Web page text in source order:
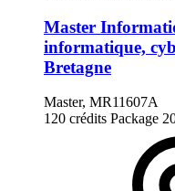
Master
informatique,
Bretagne
Master, MR11607A
120 crédits Package